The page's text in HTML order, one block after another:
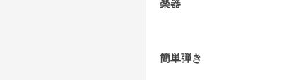
楽器
簡単弾き